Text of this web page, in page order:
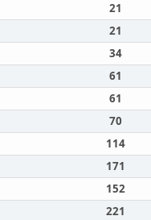
21
21
34
61
61
70
114
171
152
221